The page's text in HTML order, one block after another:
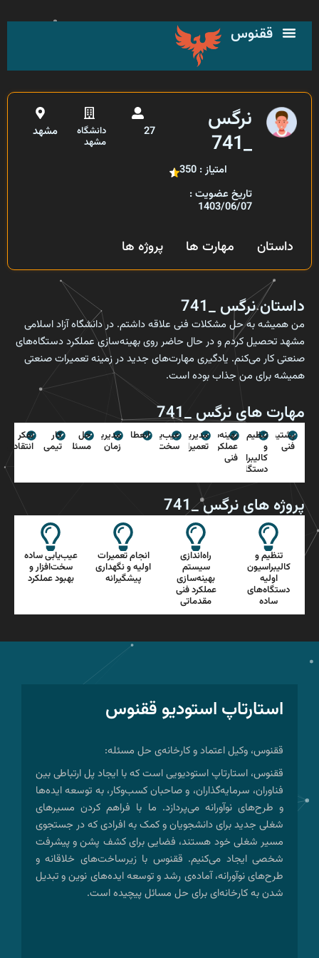
به
ققنوس
نرگس
_741
امتیاز : 350
تاریخ عضویت :
1403/06/07
27
دانشگاه
مشهد
مشهد
داستان مهارت ها پروژه ها
داستان نرگس _741
من همیشه به حل مشکلات فنی علاقه داشتم. در دانشگاه آزاد اسلامی
مشهد تحصیل کردم و در حال حاضر روی بهینه‌سازی عملکرد دستگاه‌های
صنعتی کار می‌کنم. یادگیری مهارت‌های جدید در زمینه تعمیرات صنعتی
همیشه برای من جذاب بوده است.
مهارت های نرگس _741
پشتیبانی
فنی
تنظیم
و
کالیبراسیون
دستگاه‌ها
بهینه‌سازی
عملکرد
فنی
مدیریت
تعمیرات
عیب‌یابی
سخت‌افزار
انعطاف‌پذیری
مدیریت
زمان
حل
مسئله
کار
تیمی
تفکر
انتقادی
پروژه های نرگس _741
تنظیم و
کالیبراسیون
اولیه
دستگاه‌های
ساده
راه‌اندازی
سیستم
بهینه‌سازی
عملکرد فنی
مقدماتی
انجام تعمیرات
اولیه و نگهداری
پیشگیرانه
عیب‌یابی ساده
سخت‌افزار و
بهبود عملکرد
استارتاپ استودیو ققنوس
ققنوس، وکیل اعتماد و کارخانه‌ی حل مسئله:
ققنوس، استارتاپ استودیویی است که با ایجاد پل ارتباطی بین
فناوران، سرمایه‌گذاران، و صاحبان کسب‌وکار، به توسعه ایده‌ها
و طرح‌های نوآورانه می‌پردازد. ما با فراهم کردن مسیرهای
شغلی جدید برای دانشجویان و کمک به افرادی که در جستجوی
مسیر شغلی خود هستند، فضایی برای کشف پشن و پیشرفت
شخصی ایجاد می‌کنیم. ققنوس با زیرساخت‌های خلاقانه و
طرح‌های نوآورانه، آماده‌ی رشد و توسعه ایده‌های نوین و تبدیل
شدن به کارخانه‌ای برای حل مسائل پیچیده است.